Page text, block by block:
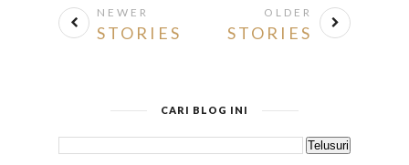
NEWER
STORIES
OLDER
STORIES
CARI BLOG INI